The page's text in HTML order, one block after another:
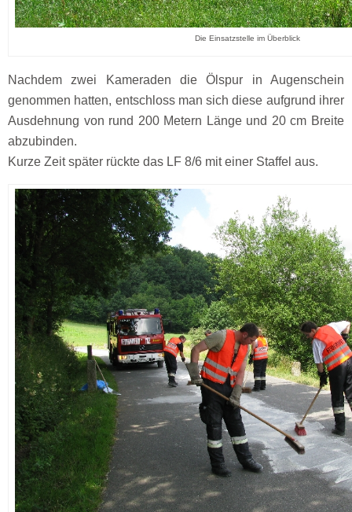
Die Einsatzstelle im Überblick
Nachdem zwei Kameraden die Ölspur in Augenschein
genommen hatten, entschloss man sich diese aufgrund ihrer
Ausdehnung von rund 200 Metern Länge und 20 cm Breite
abzubinden.
Kurze Zeit später rückte das LF 8/6 mit einer Staffel aus.